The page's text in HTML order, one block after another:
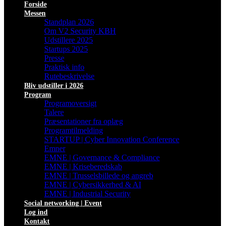
Forside
Messen
Standplan 2026
Om V2 Security KBH
Udstillere 2025
Startups 2025
Presse
Praktisk info
Rutebeskrivelse
Bliv udstiller i 2026
Program
Programoversigt
Talere
Præsentationer fra oplæg
Programtilmelding
STARTUP | Cyber Innovation Conference
Emner
EMNE | Governance & Compliance
EMNE | Kriseberedskab
EMNE | Trusselsbillede og angreb
EMNE | Cybersikkerhed & AI
EMNE | Industrial Security
Social networking | Event
Log ind
Kontakt